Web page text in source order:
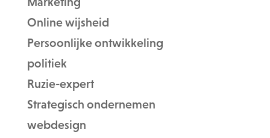
Online wijsheid
Persoonlijke ontwikkeling
politiek
Ruzie-expert
Strategisch ondernemen
webdesign